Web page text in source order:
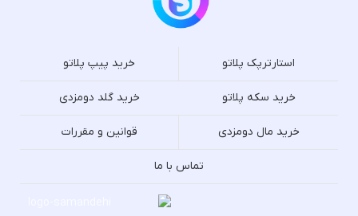
استارترپک پلاتو خرید پیپ پلاتو
خرید سکه پلاتو خرید گلد دومزدی
خرید مال دومزدی قوانین و مقررات
تماس با ما